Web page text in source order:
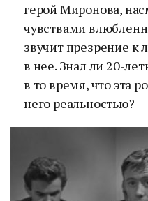
герой Миронова,
чувствами
звучит презрение к
в нее. Знал ли 20-
в то время, что эта
него реальностью?